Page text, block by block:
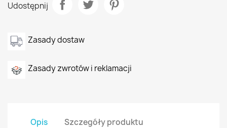
Udostępnij
Zasady dostaw
Zasady zwrotów i reklamacji
Opis Szczegóły produktu